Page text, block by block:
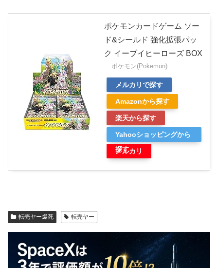
ポケモンカードゲーム ソー
ド&シールド 強化拡張パッ
ク イーブイヒーローズ BOX
ポケモン(Pokemon)
メルカリで探す
Amazonから探す
楽天から探す
Yahooショッピングから
探す
メルカリ
転売ヤー爆死 転売ヤー